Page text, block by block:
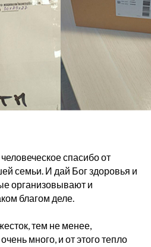
спасибо от
семьи. И дай Бог здоровья и
организовывают и
благом деле.
тем не менее,
много, и от этого тепло
Документы
Новости
Отчеты